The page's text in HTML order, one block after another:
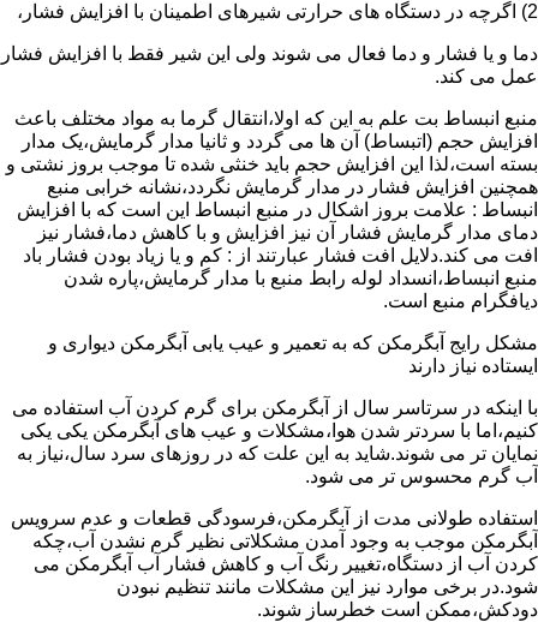
2) اگرچه در دستگاه های حرارتی شیرهای اطمینان با افزایش فشار،
دما و یا فشار و دما فعال می شوند ولی این شیر فقط با افزایش فشار
عمل می کند.
منبع انبساط بت علم به این که اولا،انتقال گرما به مواد مختلف باعث
افزایش حجم (اتبساط) آن ها می گردد و ثانیا مدار گرمایش،یک مدار
بسته است،لذا این افزایش حجم باید خنثی شده تا موجب بروز نشتی و
همچنین افزایش فشار در مدار گرمایش نگردد،نشانه خرابی منبع
انبساط : علامت بروز اشکال در منبع انبساط این است که با افزایش
دمای مدار گرمایش فشار آن نیز افزایش و با کاهش دما،فشار نیز
افت می کند.دلایل افت فشار عبارتند از : کم و یا زیاد بودن فشار باد
منبع انبساط،انسداد لوله رابط منبع با مدار گرمایش،پاره شدن
دیافگرام منبع است.
مشکل رایج آبگرمکن که به تعمیر و عیب یابی آبگرمکن دیواری و
ایستاده نیاز دارند
با اینکه در سرتاسر سال از آبگرمکن برای گرم کردن آب استفاده می
کنیم،اما با سردتر شدن هوا،مشکلات و عیب های آبگرمکن یکی یکی
نمایان تر می شوند.شاید به این علت که در روزهای سرد سال،نیاز به
آب گرم محسوس تر می شود.
استفاده طولانی مدت از آبگرمکن،فرسودگی قطعات و عدم سرویس
آبگرمکن موجب به وجود آمدن مشکلاتی نظیر گرم نشدن آب،چکه
کردن آب از دستگاه،تغییر رنگ آب و کاهش فشار آب آبگرمکن می
شود.در برخی موارد نیز این مشکلات مانند تنظیم نبودن
دودکش،ممکن است خطرساز شوند.